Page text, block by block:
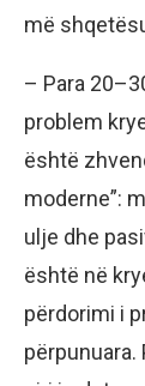
më
– Para
problem
është
moderne”:
ulje dhe
është në
përdorimi i